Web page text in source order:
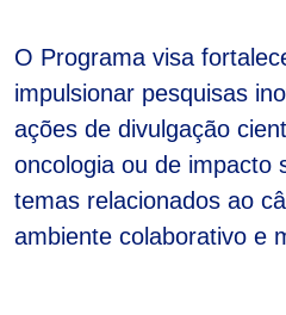
O Programa visa
impulsionar pesquisas
ações de divulgação
oncologia ou de impacto
temas relacionados ao
ambiente colaborativo e